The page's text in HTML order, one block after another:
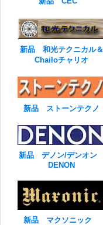
新品 和光テクニカル＆
Chailoチャリオ
新品 ストーンテクノ
新品 デノン/デンオン
DENON
新品 マクソニック